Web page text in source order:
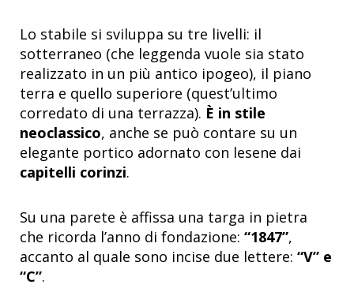
Lo stabile si sviluppa su tre livelli: il
sotterraneo (che leggenda vuole sia stato
realizzato in un più antico ipogeo), il piano
terra e quello superiore (quest’ultimo
corredato di una terrazza). È in stile
neoclassico, anche se può contare su un
elegante portico adornato con lesene dai
capitelli corinzi.
Su una parete è affissa una targa in pietra
che ricorda l’anno di fondazione: “1847”,
accanto al quale sono incise due lettere: “V” e
“C”.